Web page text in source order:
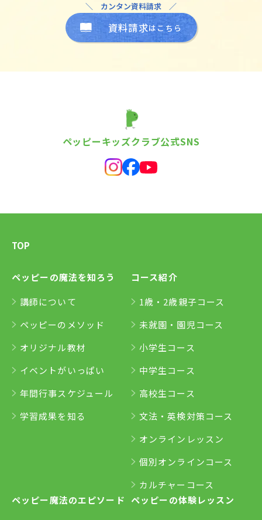
＼ カンタン資料請求 ／
資料請求はこちら
ペッピーキッズクラブ公式SNS
TOP
ペッピーの魔法を知ろう
講師について
ペッピーのメソッド
オリジナル教材
イベントがいっぱい
年間行事スケジュール
学習成果を知る
コース紹介
1歳・2歳親子コース
未就園・園児コース
小学生コース
中学生コース
高校生コース
文法・英検対策コース
オンラインレッスン
個別オンラインコース
カルチャーコース
ペッピー魔法のエピソード
ペッピーの体験レッスン